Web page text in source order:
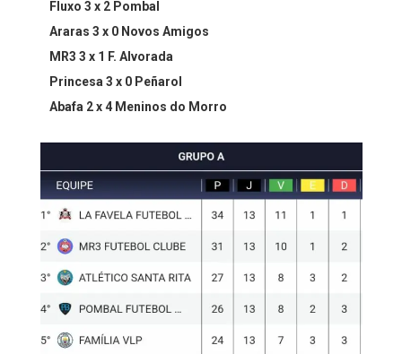
Fluxo 3 x 2 Pombal ⁣⁣
Araras 3 x 0 Novos Amigos ⁣⁣
MR3 3 x 1 F. Alvorada ⁣⁣
Princesa 3 x 0 Peñarol ⁣⁣
Abafa 2 x 4 Meninos do Morro